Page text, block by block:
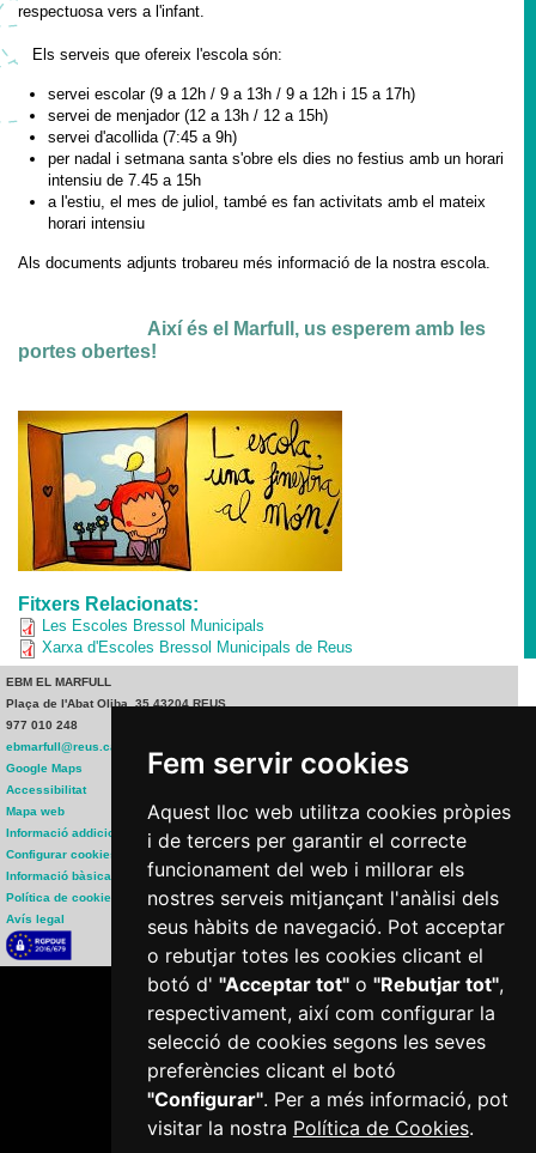
Fem servir cookies
Aquest lloc web utilitza cookies pròpies
i de tercers per garantir el correcte
funcionament del web i millorar els
nostres serveis mitjançant l'anàlisi dels
seus hàbits de navegació. Pot acceptar
o rebutjar totes les cookies clicant el
botó d' "Acceptar tot"o "Rebutjar tot",
respectivament, així com configurar la
selecció de cookies segons les seves
preferències clicant el botó
"Configurar". Per a més informació, pot
visitar la nostra Política de Cookies.
respectuosa vers a l'infant.
Els serveis que ofereix l'escola són:
servei escolar (9 a 12h / 9 a 13h / 9 a 12h i 15 a 17h)
servei de menjador (12 a 13h / 12 a 15h)
servei d'acollida (7:45 a 9h)
per nadal i setmana santa s'obre els dies no festius amb un horari
intensiu de 7.45 a 15h
a l'estiu, el mes de juliol, també es fan activitats amb el mateix
horari intensiu
Als documents adjunts trobareu més informació de la nostra escola.
Així és el Marfull, us esperem amb les
portes obertes!
Fitxers Relacionats:
Les Escoles Bressol Municipals
Xarxa d'Escoles Bressol Municipals de Reus
EBM EL MARFULL
Plaça de l'Abat Oliba, 35 43204 REUS
977 010 248
ebmarfull@reus.cat
Google Maps
Accessibilitat
Mapa web
Informació addicional
Configurar cookies
Informació bàsica RGPD
Política de cookies
Avís legal
Plaça del Mercadal · 43201 Reus
977 010 010